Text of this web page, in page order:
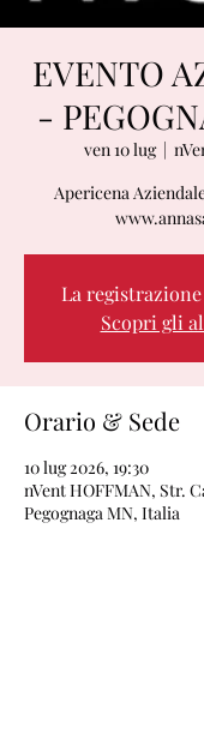
EVENTO
-
ven 10 lug
  |
Apericena
La
Scopri gli
Orario & Sede
10 lug 2026, 19:30
nVent HOFFMAN, Str.
Pegognaga MN, Italia